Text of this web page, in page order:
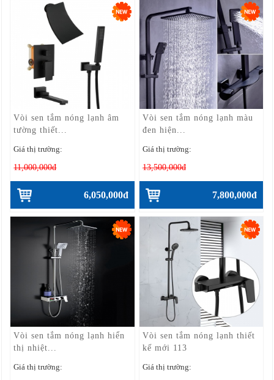
Vòi sen tắm nóng lạnh âm
tường thiết...
Giá thị trường:
11,000,000đ
6,050,000đ
Vòi sen tắm nóng lạnh màu
đen hiện...
Giá thị trường:
13,500,000đ
7,800,000đ
Vòi sen tắm nóng lạnh hiển
thị nhiệt...
Giá thị trường:
Vòi sen tắm nóng lạnh thiết
kế mới 113
Giá thị trường: